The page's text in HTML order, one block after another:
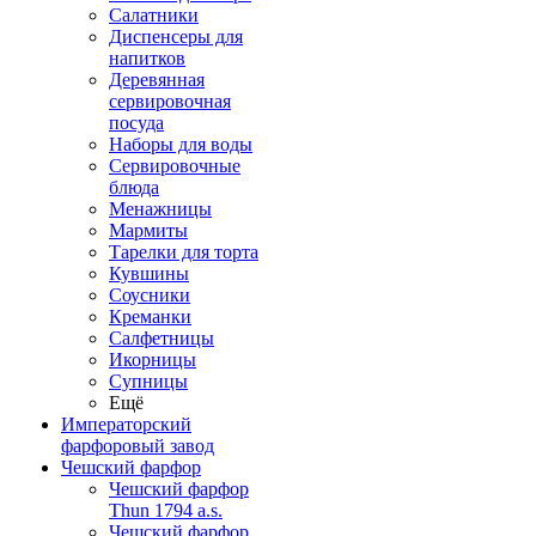
Салатники
Диспенсеры для
напитков
Деревянная
сервировочная
посуда
Наборы для воды
Сервировочные
блюда
Менажницы
Мармиты
Тарелки для торта
Кувшины
Соусники
Креманки
Салфетницы
Икорницы
Супницы
Ещё
Императорский
фарфоровый завод
Чешский фарфор
Чешский фарфор
Thun 1794 a.s.
Чешский фарфор